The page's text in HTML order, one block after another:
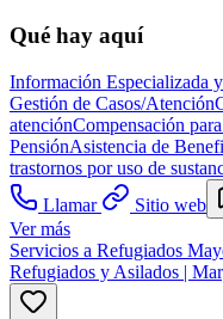
Qué hay aquí
Información Especializada
Gestión de Casos/Atención
atenciónCompensación
PensiónAsistencia de
trastornos por uso de
Llamar
Sitio web
Ver más
Servicios a Refugiados
Refugiados y Asilados |